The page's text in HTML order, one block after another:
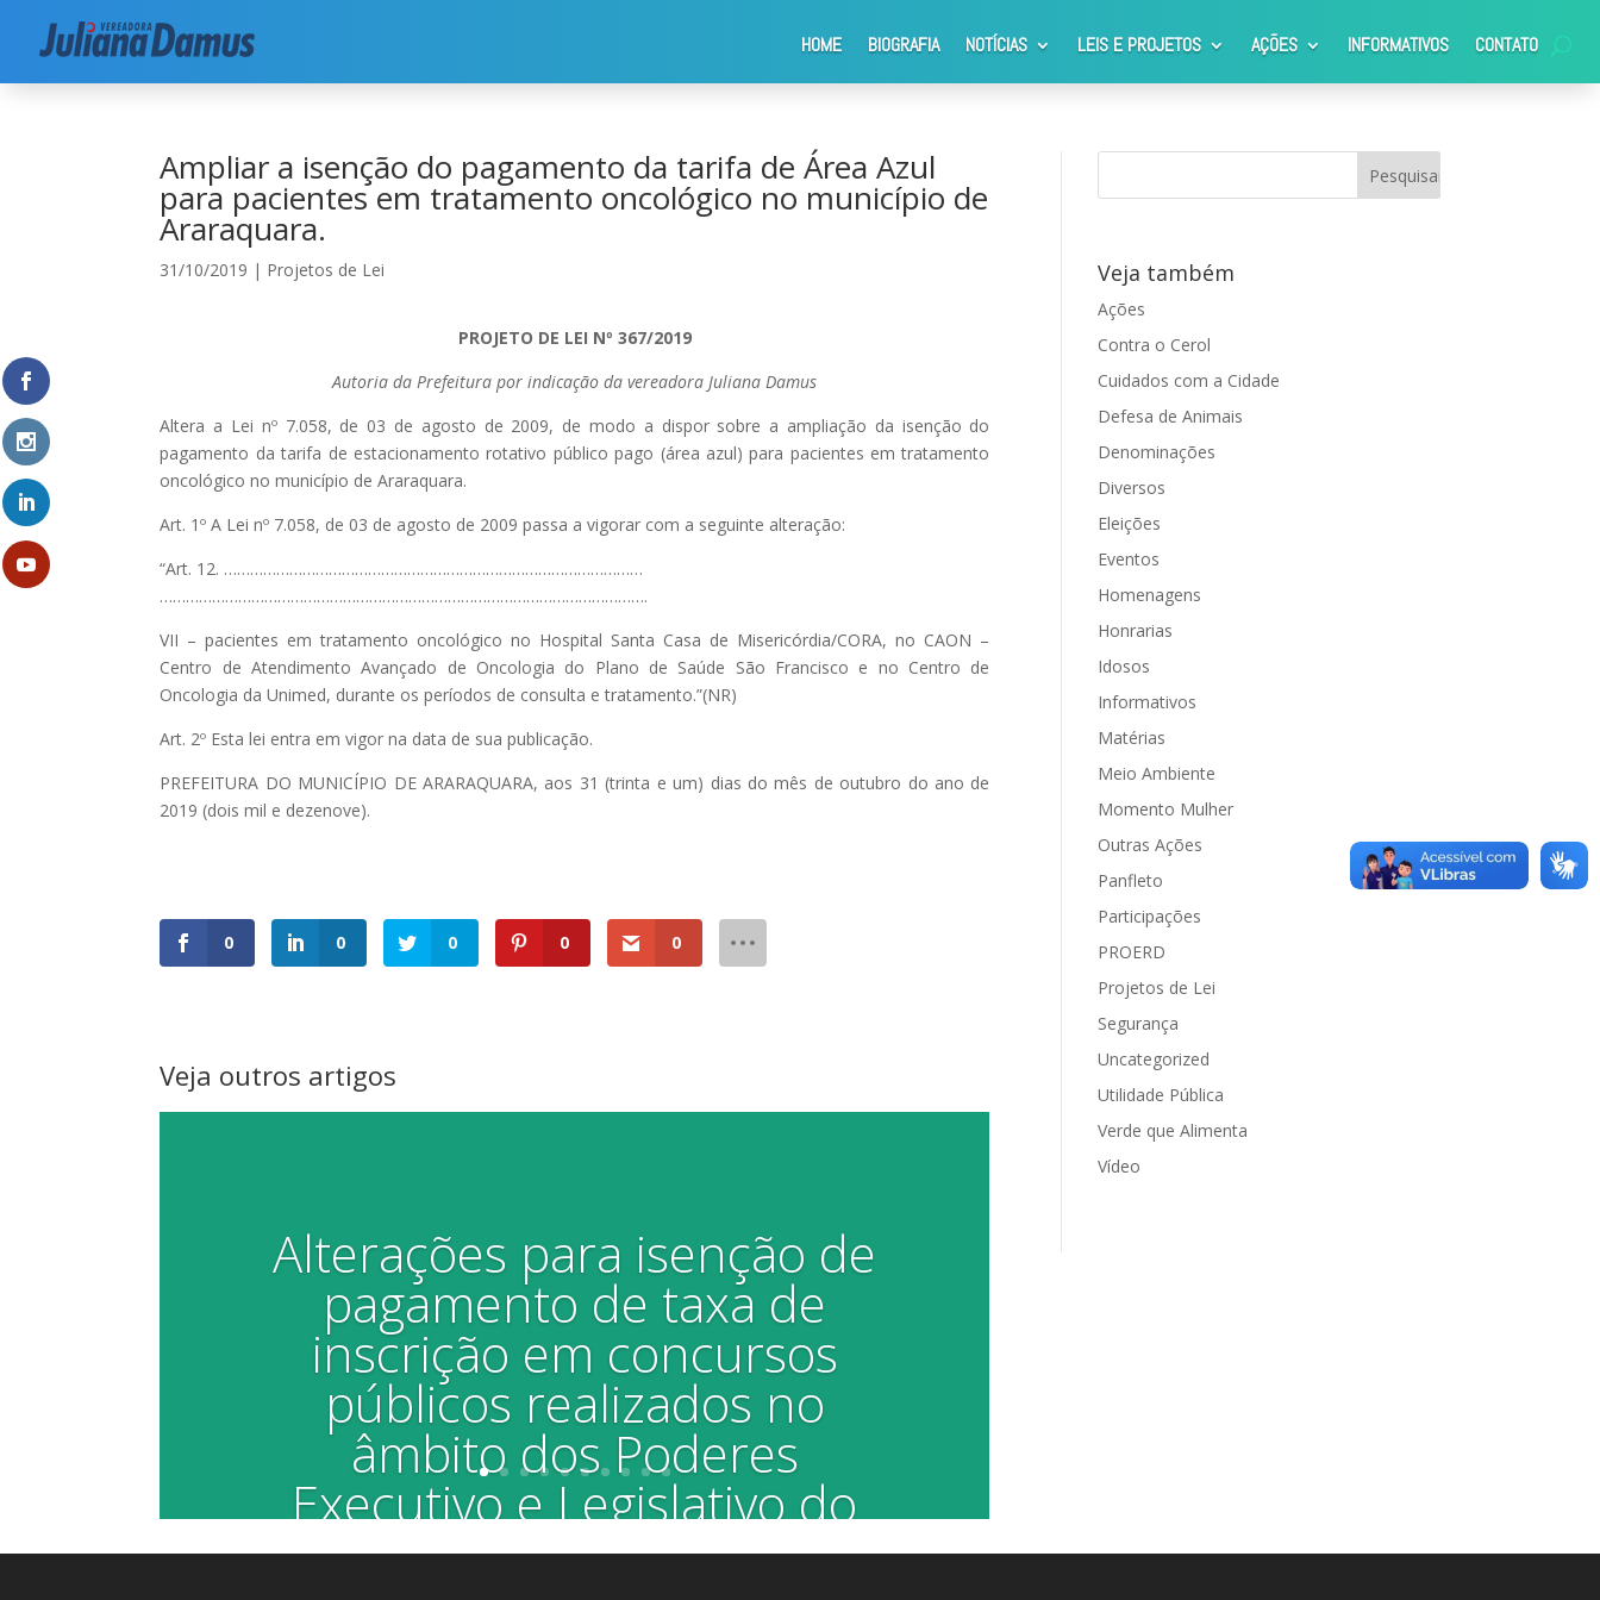
HOME BIOGRAFIA NOTÍCIAS LEIS E PROJETOS AÇÕES INFORMATIVOS CONTATO
Início|Projetos de Lei Ampliar a isenção do pagamento da tarifa de Área Azul para pacientes em tratamento oncológico no município de Araraquara.
Ampliar a isenção do pagamento da tarifa de Área Azul
para pacientes em tratamento oncológico no município de
Araraquara.
31/10/2019 | Projetos de Lei
PROJETO DE LEI Nº 367/2019
Autoria da Prefeitura por indicação da vereadora Juliana Damus
Altera a Lei nº 7.058, de 03 de agosto de 2009, de modo a dispor sobre a ampliação da isenção do
pagamento da tarifa de estacionamento rotativo público pago (área azul) para pacientes em tratamento
oncológico no município de Araraquara.
Art. 1º A Lei nº 7.058, de 03 de agosto de 2009 passa a vigorar com a seguinte alteração:
“Art. 12. ……………………………………………………………………………………
………………………………………………………………………………………………….
VII – pacientes em tratamento oncológico no Hospital Santa Casa de Misericórdia/CORA, no CAON –
Centro de Atendimento Avançado de Oncologia do Plano de Saúde São Francisco e no Centro de
Oncologia da Unimed, durante os períodos de consulta e tratamento.”(NR)
Art. 2º Esta lei entra em vigor na data de sua publicação.
PREFEITURA DO MUNICÍPIO DE ARARAQUARA, aos 31 (trinta e um) dias do mês de outubro do ano de
2019 (dois mil e dezenove).
0 0 0 0 0
Veja outros artigos
Alterações para isenção de
pagamento de taxa de
inscrição em concursos
públicos realizados no
âmbito dos Poderes
Executivo e Legislativo do
Município de Araraquara
Veja também
Ações
Contra o Cerol
Cuidados com a Cidade
Defesa de Animais
Denominações
Diversos
Eleições
Eventos
Homenagens
Honrarias
Idosos
Informativos
Matérias
Meio Ambiente
Momento Mulher
Outras Ações
Panfleto
Participações
PROERD
Projetos de Lei
Segurança
Uncategorized
Utilidade Pública
Verde que Alimenta
Vídeo